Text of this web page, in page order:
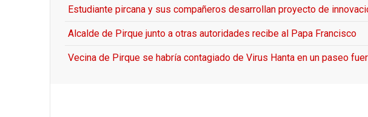
Estudiante pircana y sus compañeros desarrollan proyecto de
Alcalde de Pirque junto a otras autoridades recibe al Papa Francisco
Vecina de Pirque se habría contagiado de Virus Hanta en un paseo